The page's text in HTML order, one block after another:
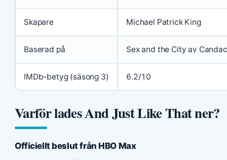
Skapare Michael Patrick King
Baserad på Sex and the City av
IMDb-betyg (säsong 3) 6.2/10
Varför lades And Just Like That ner?
Officiellt beslut från HBO Max